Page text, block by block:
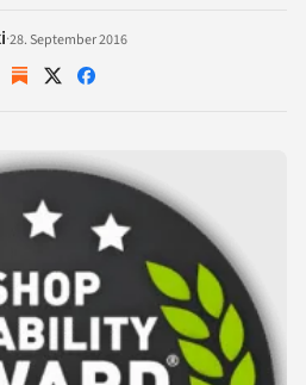
·28. September 2016
Auf Auf